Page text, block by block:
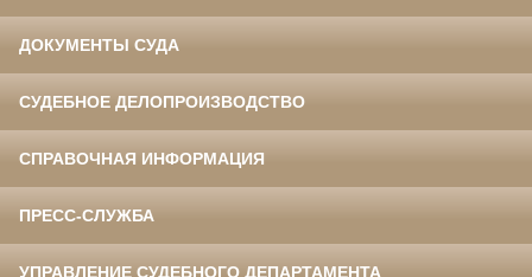
ДОКУМЕНТЫ СУДА
СУДЕБНОЕ ДЕЛОПРОИЗВОДСТВО
СПРАВОЧНАЯ ИНФОРМАЦИЯ
ПРЕСС-СЛУЖБА
УПРАВЛЕНИЕ СУДЕБНОГО ДЕПАРТАМЕНТА